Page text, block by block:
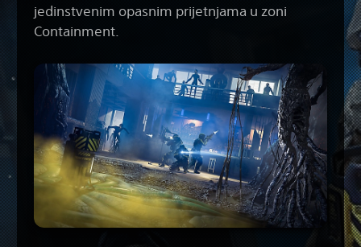
jedinstvenim opasnim prijetnjama u zoni
Containment.